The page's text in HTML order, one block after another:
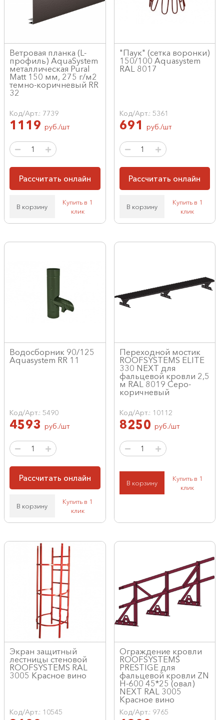
Ветровая планка (L-
профиль) AquaSystem
металлическая Pural
Matt 150 мм, 275 г/м2
темно-коричневый RR
32
Код/Арт.: 7739
1119 руб./шт
Рассчитать онлайн
В корзину
Купить в 1
клик
"Паук" (сетка воронки)
150/100 Aquasystem
RAL 8017
Код/Арт.: 5361
691 руб./шт
Рассчитать онлайн
В корзину
Купить в 1
клик
Водосборник 90/125
Aquasystem RR 11
Код/Арт.: 5490
4593 руб./шт
Рассчитать онлайн
В корзину
Купить в 1
клик
Переходной мостик
ROOFSYSTEMS ELITE
330 NEXT для
фальцевой кровли 2,5
м RAL 8019 Серо-
коричневый
Код/Арт.: 10112
8250 руб./шт
В корзину
Купить в 1
клик
Экран защитный
лестницы стеновой
ROOFSYSTEMS RAL
3005 Красное вино
Код/Арт.: 10545
Ограждение кровли
ROOFSYSTEMS
PRESTIGE для
фальцевой кровли ZN
H-600 45*25 (овал)
NEXT RAL 3005
Красное вино
Код/Арт.: 9765